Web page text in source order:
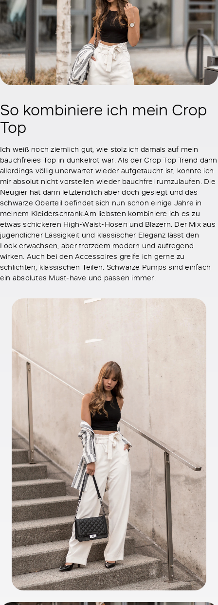
So kombiniere ich mein Crop
Top
Ich weiß noch ziemlich gut, wie stolz ich damals auf mein
bauchfreies Top in dunkelrot war. Als der Crop Top Trend dann
allerdings völlig unerwartet wieder aufgetaucht ist, konnte ich
mir absolut nicht vorstellen wieder bauchfrei rumzulaufen. Die
Neugier hat dann letztendlich aber doch gesiegt und das
schwarze Oberteil befindet sich nun schon einige Jahre in
meinem Kleiderschrank.Am liebsten kombiniere ich es zu
etwas schickeren High-Waist-Hosen und Blazern. Der Mix aus
jugendlicher Lässigkeit und klassischer Eleganz lässt den
Look erwachsen, aber trotzdem modern und aufregend
wirken. Auch bei den Accessoires greife ich gerne zu
schlichten, klassischen Teilen. Schwarze Pumps sind einfach
ein absolutes Must-have und passen immer.